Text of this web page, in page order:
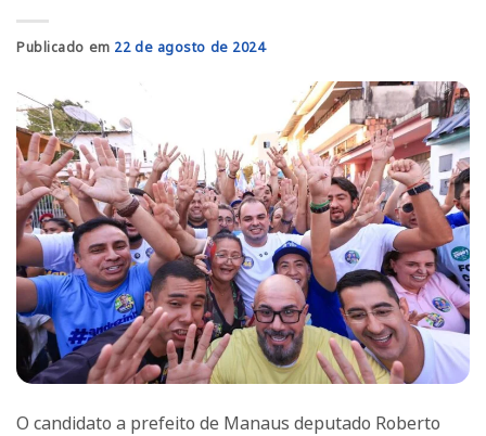
Publicado em 22 de agosto de 2024
O candidato a prefeito de Manaus deputado Roberto